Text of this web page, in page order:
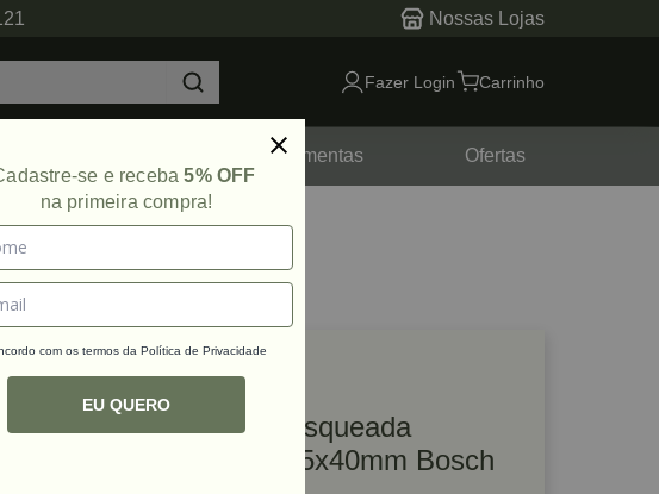
Nossas Lojas
Fazer Login Carrinho
Ferramentas Ofertas
Ref: 84576
Serra Copo Rosqueada
Multimaterial 35x40mm Bosch
se e receba5% OFF
na primeira compra!
com os termos da Política de Privacidade
EU QUERO